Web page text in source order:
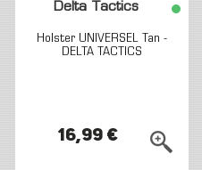
Delta Tactics
Holster UNIVERSEL Tan -
DELTA TACTICS
16,99 €